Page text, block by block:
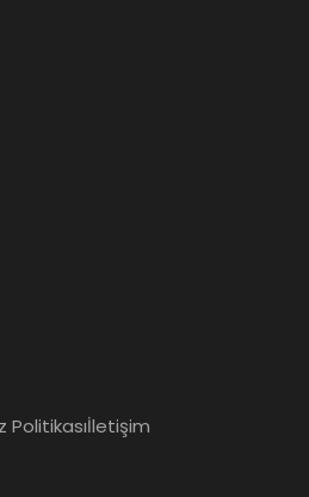
Politikasıİletişim